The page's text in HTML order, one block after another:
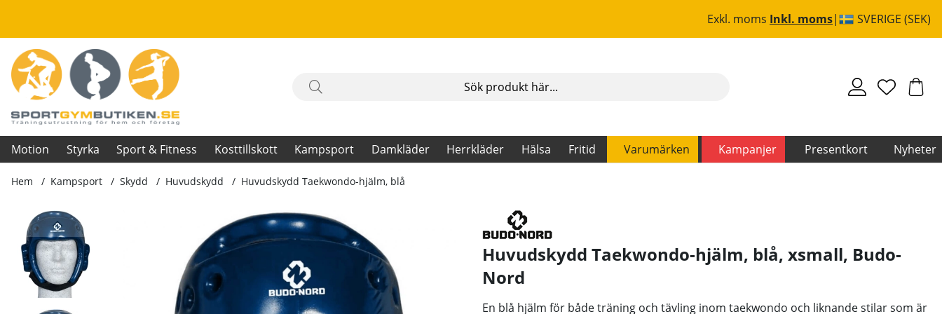
Exkl. moms Inkl. moms SVERIGE (SEK)
Motion Styrka Sport & Fitness Kosttillskott Kampsport Damkläder Herrkläder Hälsa Fritid Varumärken Kampanjer Presentkort Nyheter
Hem Kampsport Skydd Huvudskydd Huvudskydd Taekwondo-hjälm, blå
Produktbilder Huvudskydd Taekwondo-hjälm, blå
Huvudskydd Taekwondo-hjälm, blå, xsmall, Budo-
Nord
En blå hjälm för både träning och tävling inom taekwondo och liknande stilar som är